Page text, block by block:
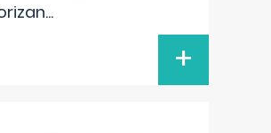
...
+